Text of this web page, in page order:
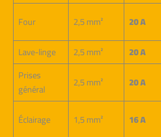
Four
2,5 mm² 20 A
Lave-linge
2,5 mm² 20 A
Prises
général
2,5 mm² 20 A
Éclairage 1,5 mm² 16 A